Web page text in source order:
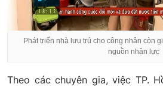
Phát triển nhà lưu trú cho công nhân còn
nguồn nhân lực
Theo các chuyên gia, việc TP.